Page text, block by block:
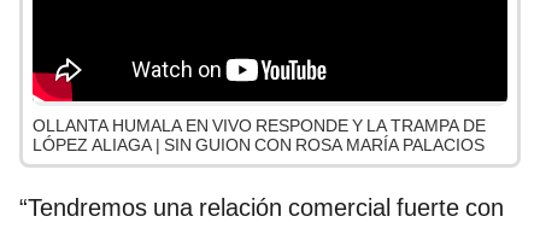
OLLANTA HUMALA EN VIVO RESPONDE Y LA TRAMPA DE
LÓPEZ ALIAGA | SIN GUION CON ROSA MARÍA PALACIOS
“Tendremos una relación comercial fuerte con